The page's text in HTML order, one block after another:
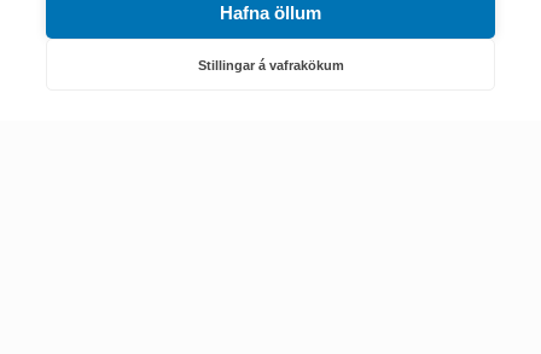
Hafna öllum
Stillingar á vafrakökum
Náttúruverndarstofnun
Veiðimál, friðlýst svæði, landvarsla og náttúruvernd